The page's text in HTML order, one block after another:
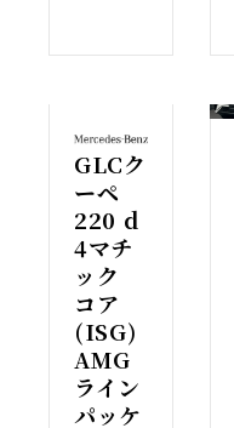
GLCク
ーペ
220 d
4マチ
ック
コア
(ISG)
AMG
ライン
パッケ